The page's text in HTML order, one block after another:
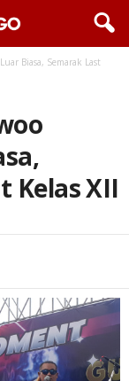
Biasa, Semarak Last
Kelas XII